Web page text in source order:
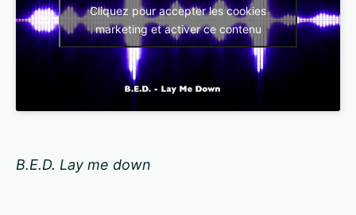
Cliquez pour accepter les cookies
marketing et activer ce contenu
B.E.D. Lay me down